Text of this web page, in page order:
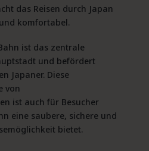
das Reisen durch Japan
komfortabel​.
ist das zentrale
und befördert
Japaner. Diese
von
ist auch für Besucher
eine saubere, sichere und
bietet.